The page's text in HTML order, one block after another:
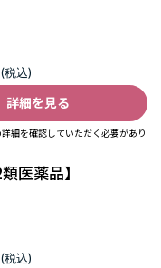
詳細を見る
細を確認していただく必要があり
医薬品】